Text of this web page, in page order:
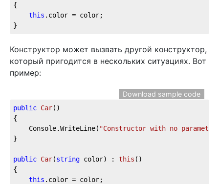
{
this .color = color;
}
Конструктор может вызвать другой конструктор,
который пригодится в нескольких ситуациях. Вот
пример:
Download sample code
public Car( )
{
    Console.WriteLine(
"Constructor with no
}
public Car(string color) : this ( )
{
this .color = color;